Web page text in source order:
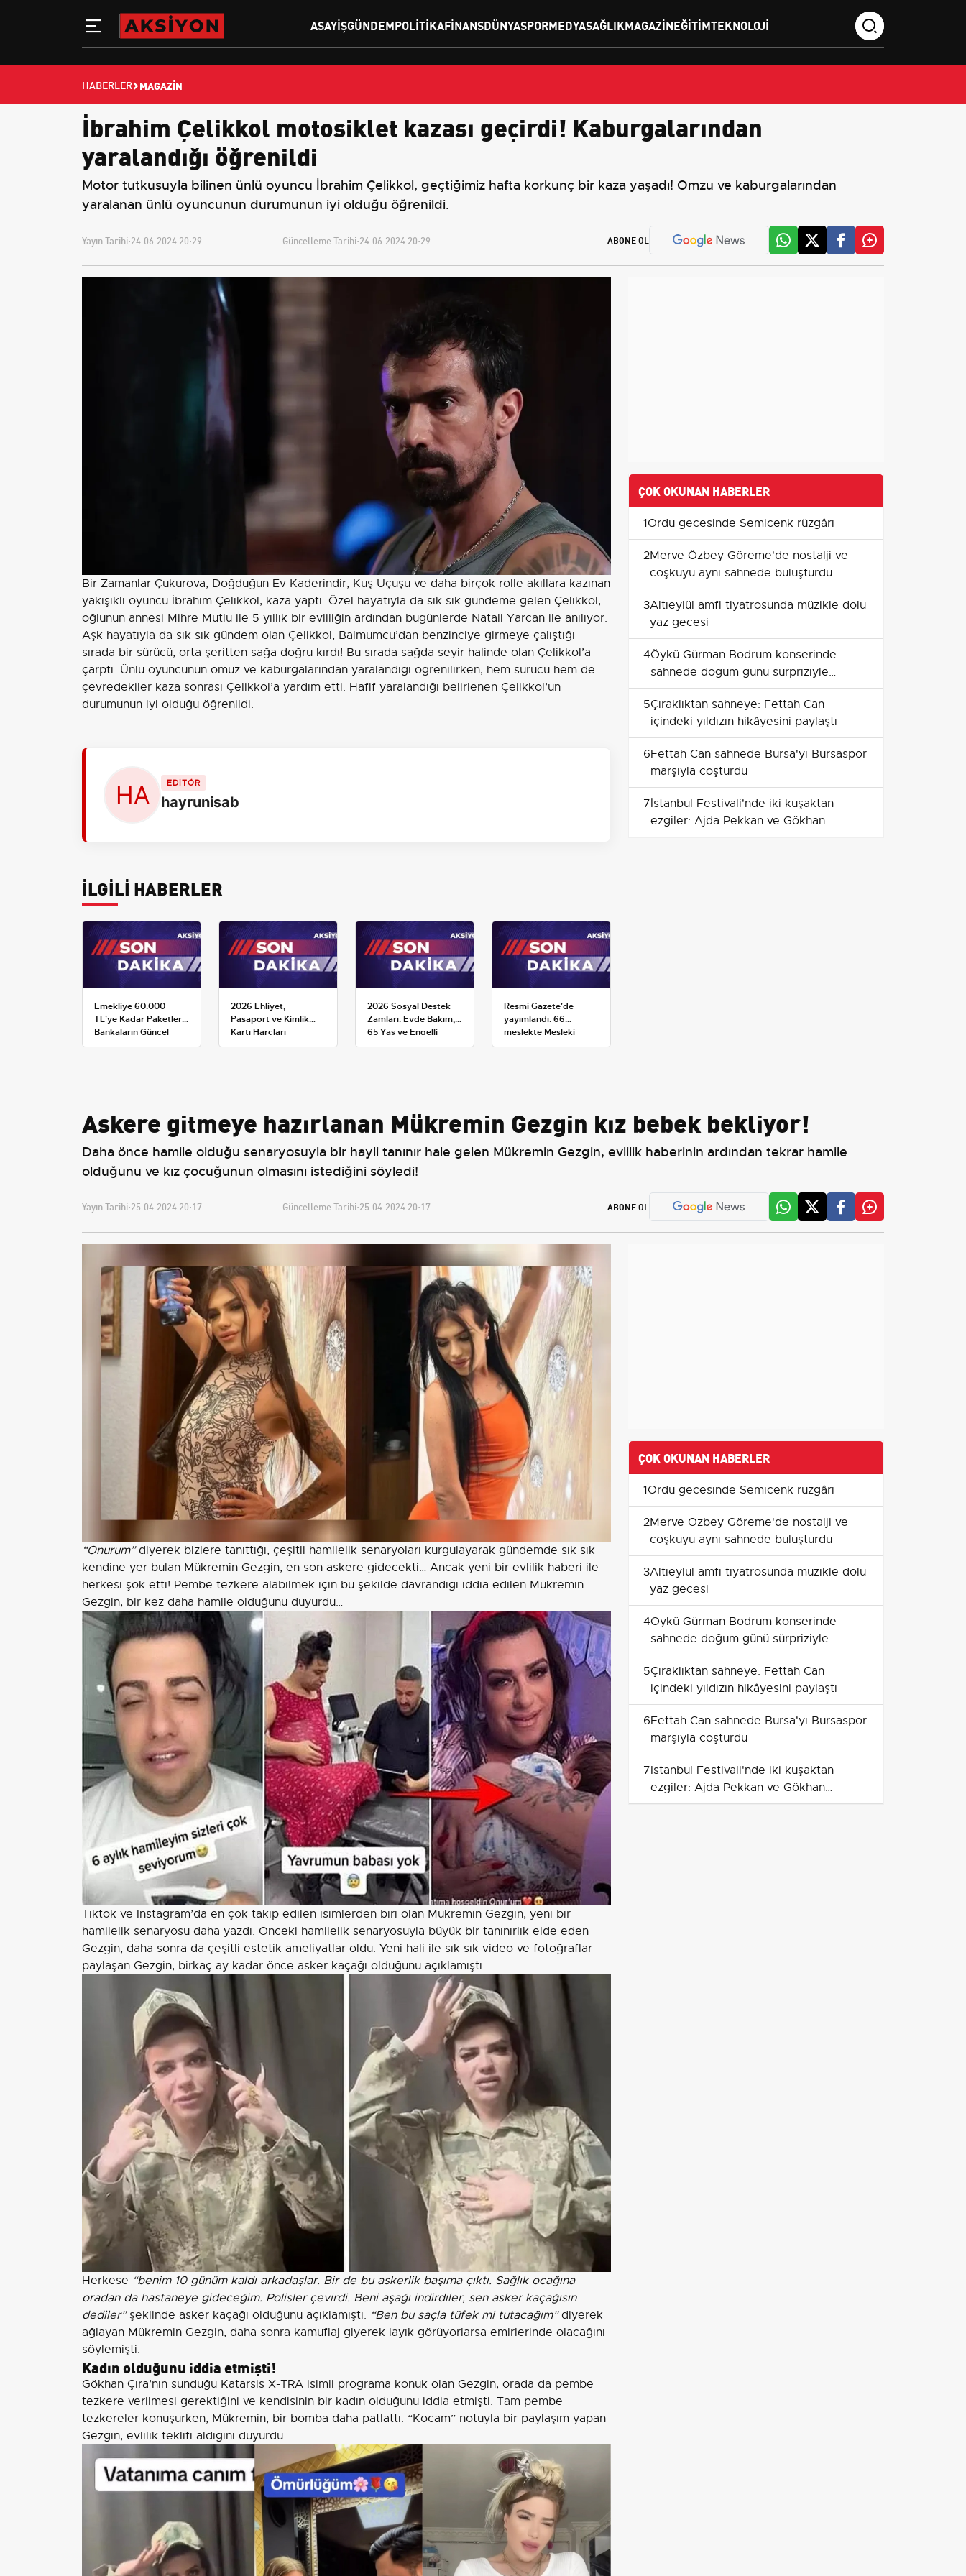
ASAYIŞGÜNDEMPOLITIKAFINANSDÜNYASPORMEDYASAĞLIKMAGAZINEĞITIMTEKNOLOJI
HABERLER MAGAZIN
İbrahim Çelikkol motosiklet kazası geçirdi! Kaburgalarından
yaralandığı öğrenildi
Motor tutkusuyla bilinen ünlü oyuncu İbrahim Çelikkol, geçtiğimiz hafta korkunç bir kaza yaşadı! Omzu ve kaburgalarından
yaralanan ünlü oyuncunun durumunun iyi olduğu öğrenildi.
Yayın Tarihi:24.06.2024 20:29 Güncelleme Tarihi:24.06.2024 20:29 ABONE OL
Bir Zamanlar Çukurova, Doğduğun Ev Kaderindir, Kuş Uçuşu ve daha birçok rolle akıllara kazınan
yakışıklı oyuncu İbrahim Çelikkol, kaza yaptı. Özel hayatıyla da sık sık gündeme gelen Çelikkol,
oğlunun annesi Mihre Mutlu ile 5 yıllık bir evliliğin ardından bugünlerde Natali Yarcan ile anılıyor.
Aşk hayatıyla da sık sık gündem olan Çelikkol, Balmumcu’dan benzinciye girmeye çalıştığı
sırada bir sürücü, orta şeritten sağa doğru kırdı! Bu sırada sağda seyir halinde olan Çelikkol’a
çarptı. Ünlü oyuncunun omuz ve kaburgalarından yaralandığı öğrenilirken, hem sürücü hem de
çevredekiler kaza sonrası Çelikkol’a yardım etti. Hafif yaralandığı belirlenen Çelikkol’un
durumunun iyi olduğu öğrenildi.
EDİTÖR
hayrunisab
İLGİLİ HABERLER
Emekliye 60.000
TL'ye Kadar Paketler:
Bankaların Güncel
Promosyon ve Ek
2026 Ehliyet,
Pasaport ve Kimlik
Kartı Harçları
Resmileşti: Yeni
2026 Sosyal Destek
Zamları: Evde Bakım,
65 Yaş ve Engelli
Maaşlarında Yeni
Resmi Gazete'de
yayımlandı: 66
meslekte Mesleki
Yeterlilik Belgesi
ÇOK OKUNAN HABERLER
1Ordu gecesinde Semicenk rüzgârı
2Merve Özbey Göreme'de nostalji ve
coşkuyu aynı sahnede buluşturdu
3Altıeylül amfi tiyatrosunda müzikle dolu
yaz gecesi
4Öykü Gürman Bodrum konserinde
sahnede doğum günü sürpriziyle
duygusal anlar yaşattı
5Çıraklıktan sahneye: Fettah Can
içindeki yıldızın hikâyesini paylaştı
6Fettah Can sahnede Bursa'yı Bursaspor
marşıyla coşturdu
7İstanbul Festivali'nde iki kuşaktan
ezgiler: Ajda Pekkan ve Gökhan
Türkmen coşkusu
Askere gitmeye hazırlanan Mükremin Gezgin kız bebek bekliyor!
Daha önce hamile olduğu senaryosuyla bir hayli tanınır hale gelen Mükremin Gezgin, evlilik haberinin ardından tekrar hamile
olduğunu ve kız çocuğunun olmasını istediğini söyledi!
Yayın Tarihi:25.04.2024 20:17 Güncelleme Tarihi:25.04.2024 20:17 ABONE OL
“Onurum”diyerek bizlere tanıttığı, çeşitli hamilelik senaryoları kurgulayarak gündemde sık sık
kendine yer bulan Mükremin Gezgin, en son askere gidecekti… Ancak yeni bir evlilik haberi ile
herkesi şok etti! Pembe tezkere alabilmek için bu şekilde davrandığı iddia edilen Mükremin
Gezgin, bir kez daha hamile olduğunu duyurdu…
Tiktok ve Instagram’da en çok takip edilen isimlerden biri olan Mükremin Gezgin, yeni bir
hamilelik senaryosu daha yazdı. Önceki hamilelik senaryosuyla büyük bir tanınırlık elde eden
Gezgin, daha sonra da çeşitli estetik ameliyatlar oldu. Yeni hali ile sık sık video ve fotoğraflar
paylaşan Gezgin, birkaç ay kadar önce asker kaçağı olduğunu açıklamıştı.
Herkese “benim 10 günüm kaldı arkadaşlar. Bir de bu askerlik başıma çıktı. Sağlık ocağına
oradan da hastaneye gideceğim. Polisler çevirdi. Beni aşağı indirdiler, sen asker kaçağısın
dediler”şeklinde asker kaçağı olduğunu açıklamıştı. “Ben bu saçla tüfek mi tutacağım”diyerek
ağlayan Mükremin Gezgin, daha sonra kamuflaj giyerek layık görüyorlarsa emirlerinde olacağını
söylemişti.
Kadın olduğunu iddia etmişti!
Gökhan Çıra’nın sunduğu Katarsis X-TRA isimli programa konuk olan Gezgin, orada da pembe
tezkere verilmesi gerektiğini ve kendisinin bir kadın olduğunu iddia etmişti. Tam pembe
tezkereler konuşurken, Mükremin, bir bomba daha patlattı. “Kocam” notuyla bir paylaşım yapan
Gezgin, evlilik teklifi aldığını duyurdu.
ÇOK OKUNAN HABERLER
1Ordu gecesinde Semicenk rüzgârı
2Merve Özbey Göreme'de nostalji ve
coşkuyu aynı sahnede buluşturdu
3Altıeylül amfi tiyatrosunda müzikle dolu
yaz gecesi
4Öykü Gürman Bodrum konserinde
sahnede doğum günü sürpriziyle
duygusal anlar yaşattı
5Çıraklıktan sahneye: Fettah Can
içindeki yıldızın hikâyesini paylaştı
6Fettah Can sahnede Bursa'yı Bursaspor
marşıyla coşturdu
7İstanbul Festivali'nde iki kuşaktan
ezgiler: Ajda Pekkan ve Gökhan
Türkmen coşkusu